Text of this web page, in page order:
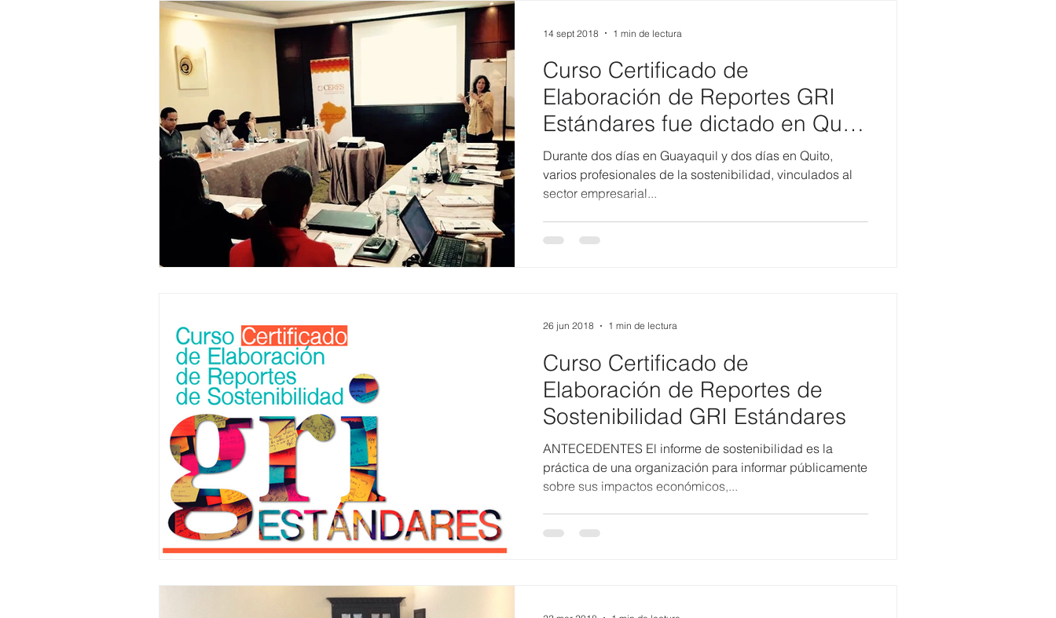
Curso Certificado de
Elaboración de Reportes GRI
Estándares fue dictado en Quito
y Guayaquil
Durante dos días en Guayaquil y dos días en Quito,
varios profesionales de la sostenibilidad, vinculados al
sector empresarial...
14 sept 2018 1 min de lectura
Curso Certificado de
Elaboración de Reportes de
Sostenibilidad GRI Estándares
ANTECEDENTES El informe de sostenibilidad es la
práctica de una organización para informar públicamente
sobre sus impactos económicos,...
26 jun 2018 1 min de lectura